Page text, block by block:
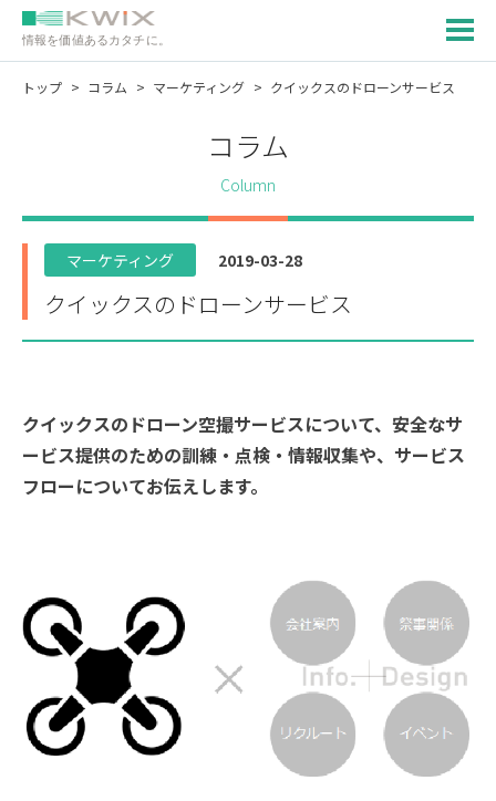
情報を価値あるカタチに。
トップ コラム マーケティング クイックスのドローンサービス
コラム
Column
マーケティング 2019-03-28
クイックスのドローンサービス
クイックスのドローン空撮サービスについて、安全なサ
ービス提供のための訓練・点検・情報収集や、サービス
フローについてお伝えします。